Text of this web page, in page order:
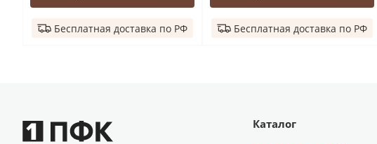
Бесплатная доставка по РФ Бесплатная доставка по РФ
Каталог